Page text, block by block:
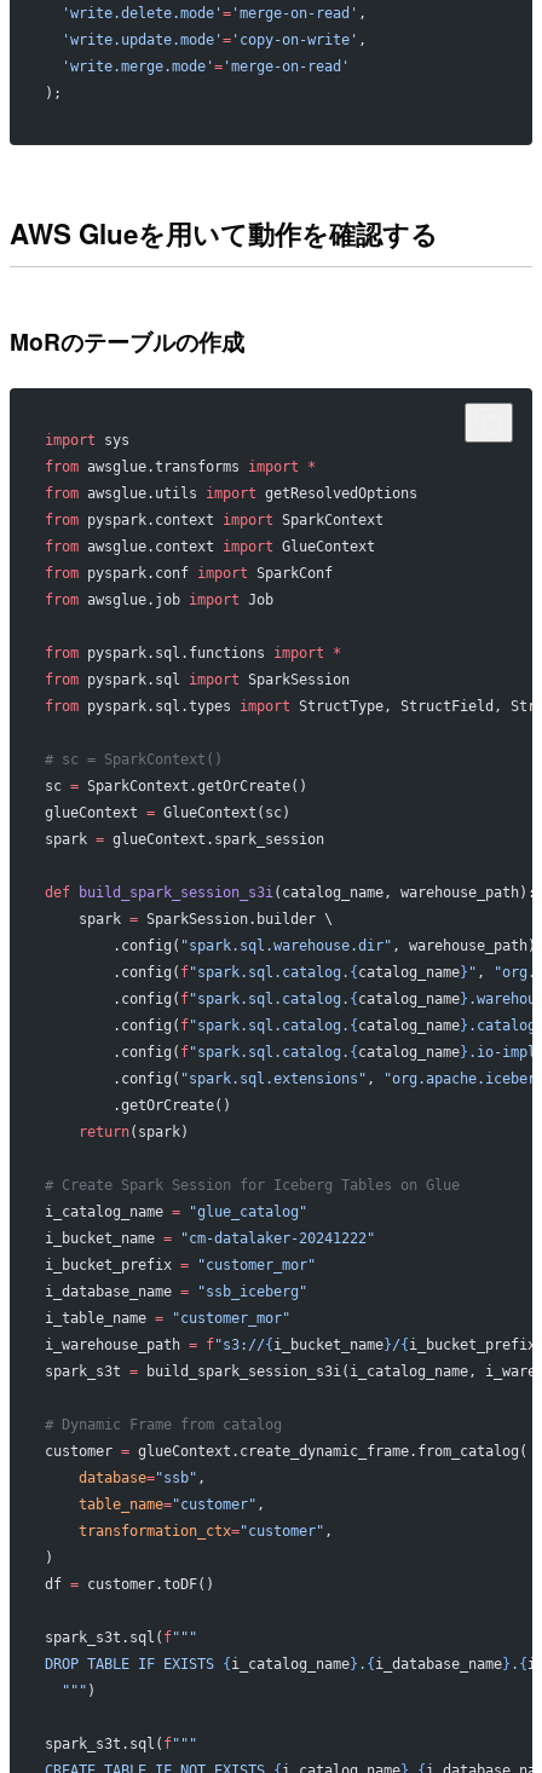
  'write.delete.mode'
='merge-on-read' ,
  'write.update.mode'
='copy-on-write' ,
  'write.merge.mode'
='merge-on-read'
);
AWS Glueを用いて動作を確認する
MoRのテーブルの作成
import sys
from awsglue.transforms import *
from awsglue.utils import getResolvedOptions
from pyspark.context import SparkContext
from awsglue.context import GlueContext
from pyspark.conf import SparkConf
from awsglue.job import Job
from pyspark.sql.functions import *
from pyspark.sql import SparkSession
from pyspark.sql.types import StructType, StructField,
# sc = SparkContext()
sc = SparkContext.getOrCreate()
glueContext = GlueContext(sc)
spark = glueContext.spark_session
def build_spark_session_s3i(catalog_name, warehouse_path):
    spark
= SparkSession.builder \
        .config(
"spark.sql.warehouse.dir" ,
        .config(
f"spark.sql.catalog. { catalog_name} " ,
        .config(
f"spark.sql.catalog. { catalog_name}
        .config(
f"spark.sql.catalog. { catalog_name}
        .config(
f"spark.sql.catalog. { catalog_name} .io-
        .config(
"spark.sql.extensions" ,
        .getOrCreate()
    return
(spark)
# Create Spark Session for Iceberg Tables on Glue
i_catalog_name = "glue_catalog"
i_bucket_name = "cm-datalaker-20241222"
i_bucket_prefix = "customer_mor"
i_database_name = "ssb_iceberg"
i_table_name = "customer_mor"
i_warehouse_path = f"s3://{ i_bucket_name}/{ i_bucket_prefix
spark_s3t = build_spark_session_s3i(i_catalog_name,
# Dynamic Frame from catalog
customer = glueContext.create_dynamic_frame.from_catalog(
    database
="ssb" ,
    table_name
="customer" ,
    transformation_ctx
="customer" ,
)
df = customer.toDF()
spark_s3t.sql( f"""
DROP TABLE IF EXISTS { i_catalog_name} . { i_database_name} . {
  """
)
spark_s3t.sql( f"""